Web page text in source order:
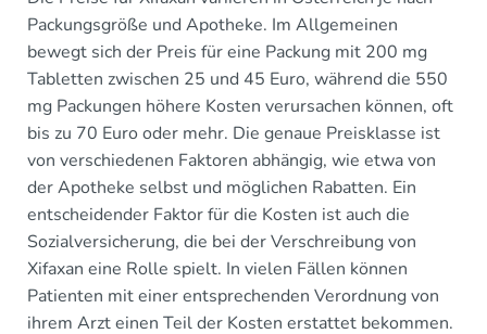
Packungsgröße und Apotheke. Im Allgemeinen
bewegt sich der Preis für eine Packung mit 200 mg
Tabletten zwischen 25 und 45 Euro, während die 550
mg Packungen höhere Kosten verursachen können, oft
bis zu 70 Euro oder mehr. Die genaue Preisklasse ist
von verschiedenen Faktoren abhängig, wie etwa von
der Apotheke selbst und möglichen Rabatten. Ein
entscheidender Faktor für die Kosten ist auch die
Sozialversicherung, die bei der Verschreibung von
Xifaxan eine Rolle spielt. In vielen Fällen können
Patienten mit einer entsprechenden Verordnung von
ihrem Arzt einen Teil der Kosten erstattet bekommen.